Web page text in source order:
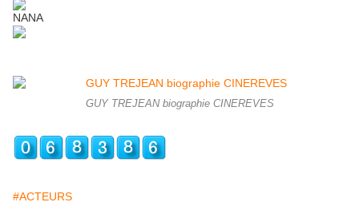
NANA
GUY TREJEAN biographie CINEREVES
#ACTEURS